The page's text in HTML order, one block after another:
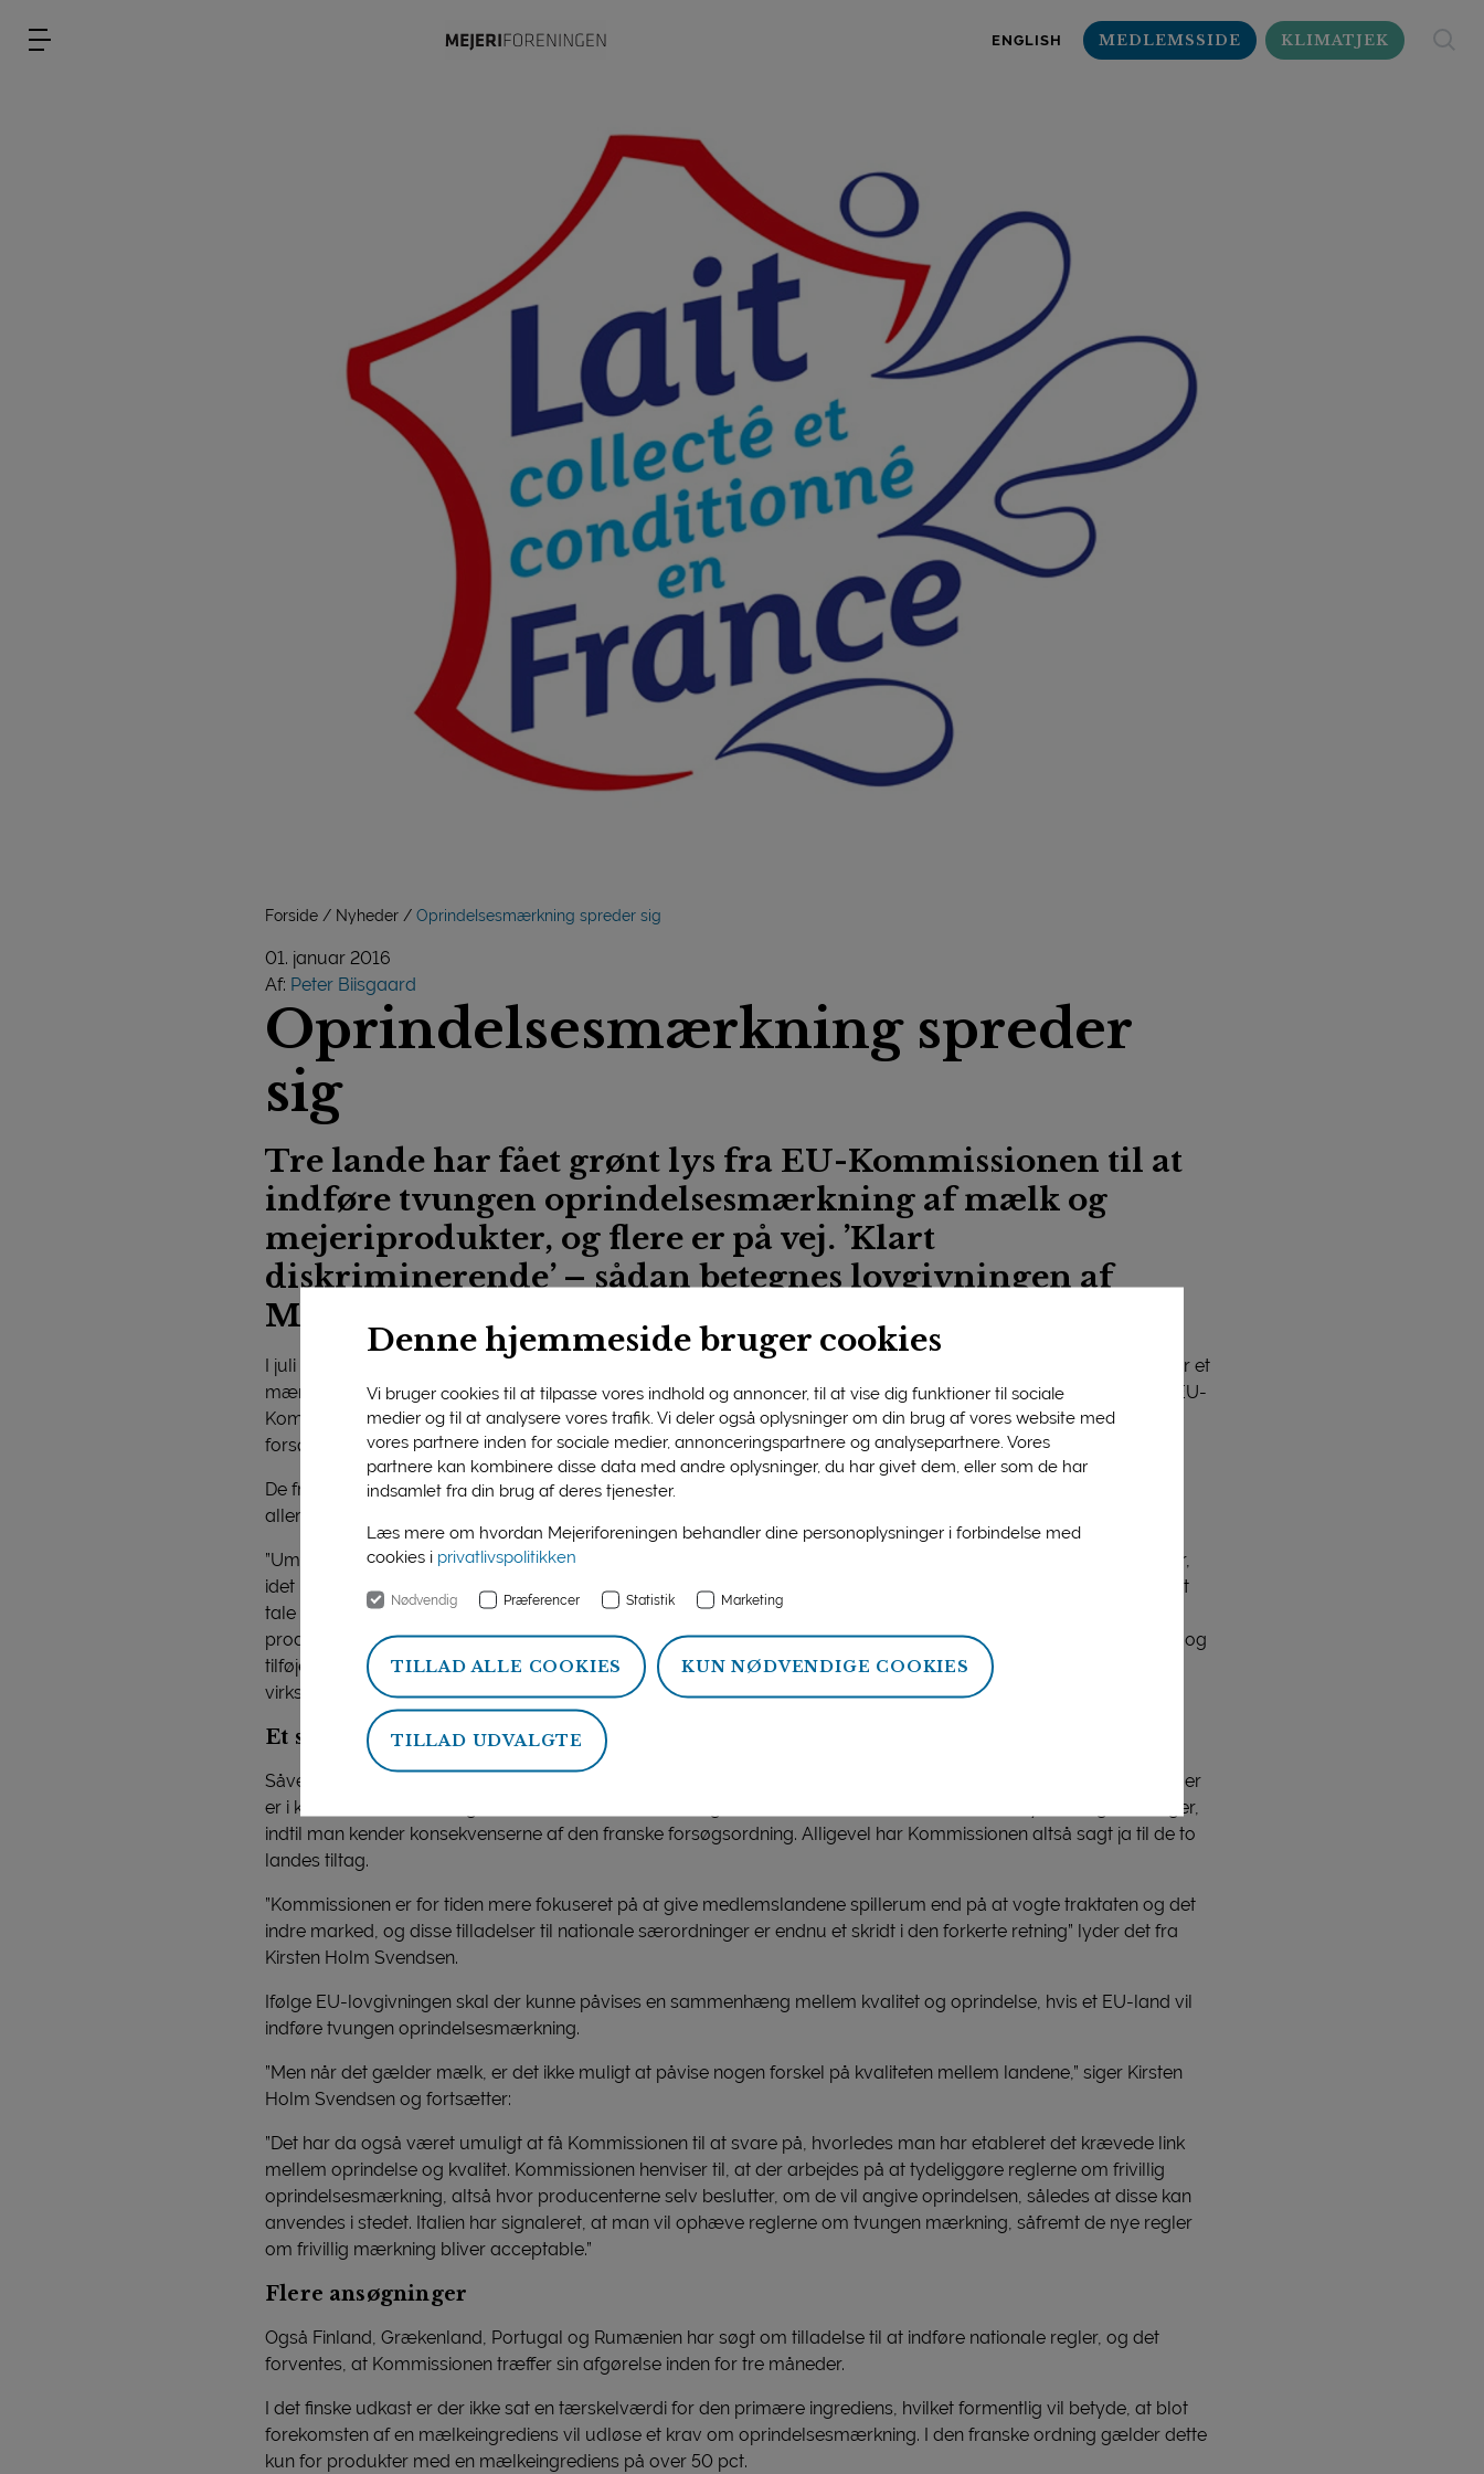
Denne hjemmeside bruger cookies
Vi bruger cookies til at tilpasse vores indhold og annoncer, til at vise dig funktioner til sociale
medier og til at analysere vores trafik. Vi deler også oplysninger om din brug af vores website med
vores partnere inden for sociale medier, annonceringspartnere og analysepartnere. Vores
partnere kan kombinere disse data med andre oplysninger, du har givet dem, eller som de har
indsamlet fra din brug af deres tjenester.
Læs mere om hvordan Mejeriforeningen behandler dine personoplysninger i forbindelse med
cookies i privatlivspolitikken
Nødvendig Præferencer Statistik Marketing
TILLAD ALLE COOKIES KUN NØDVENDIGE COOKIES
TILLAD UDVALGTE
ENGLISH MEDLEMSSIDE KLIMATJEK
Forside Nyheder Oprindelsesmærkning spreder sig
01. januar 2016
Af: Peter Biisgaard
Oprindelsesmærkning spreder
sig
Tre lande har fået grønt lys fra EU-Kommissionen til at
indføre tvungen oprindelsesmærkning af mælk og
mejeriprodukter, og flere er på vej. ’Klart
diskriminerende’ – sådan betegnes lovgivningen af
Mejeriforeningens erhvervspolitiske chef.
I juli fik Frankrig som det første land lov til at indføre en national mærkningsordning for bl.a. mælkeprodukter, hvor et
mærke på emballagen viser, at produkterne er af fransk oprindelse. I slutningen af oktober fik Italien og Litauen EU-
Kommissionens accept til at indføre lignende ordninger. For alle tre lande gælder det, at der er tale om
forsøgsordninger, der skal løbe i to år.
De franske regler gælder fra 1. januar 2017. For Litauens vedkommende forventes reglerne også at træde i kraft
allerede fra årsskiftet, mens de italienske regler forventes at gælde fra 1. april 2017.
”Umiddelbart har ordningerne ingen direkte betydning for produktion og salg af dansk mælk og mælkeprodukter,
idet reglerne ikke gælder for produkter, der fremstilles eller markedsføres i andre medlemslande. Men der er klart
tale om diskriminerende lovgivning, der har til hensigt at få de lokale forbrugere til at vælge indenlandsk
producerede produkter,” forklarer erhvervspolitisk chef for Danish Dairy Board Bruxelles Kirsten Holm Svendsen og
tilføjer: ”Desuden medvirker disse - vidt forskellige – nationale regelsæt til, at det bliver mere kompliceret for en
virksomhed at have produktion i flere medlemslande.”
Et skridt i den forkerte retning
Såvel EDA (European Dairy Association) som en lang række medlemslande har påpeget, at de nationale ordninger
er i klar modstrid med reglerne for det indre marked, og at Kommissionen burde blokere for nye forsøgsordninger,
indtil man kender konsekvenserne af den franske forsøgsordning. Alligevel har Kommissionen altså sagt ja til de to
landes tiltag.
”Kommissionen er for tiden mere fokuseret på at give medlemslandene spillerum end på at vogte traktaten og det
indre marked, og disse tilladelser til nationale særordninger er endnu et skridt i den forkerte retning” lyder det fra
Kirsten Holm Svendsen.
Ifølge EU-lovgivningen skal der kunne påvises en sammenhæng mellem kvalitet og oprindelse, hvis et EU-land vil
indføre tvungen oprindelsesmærkning.
”Men når det gælder mælk, er det ikke muligt at påvise nogen forskel på kvaliteten mellem landene,” siger Kirsten
Holm Svendsen og fortsætter:
”Det har da også været umuligt at få Kommissionen til at svare på, hvorledes man har etableret det krævede link
mellem oprindelse og kvalitet. Kommissionen henviser til, at der arbejdes på at tydeliggøre reglerne om frivillig
oprindelsesmærkning, altså hvor producenterne selv beslutter, om de vil angive oprindelsen, således at disse kan
anvendes i stedet. Italien har signaleret, at man vil ophæve reglerne om tvungen mærkning, såfremt de nye regler
om frivillig mærkning bliver acceptable.”
Flere ansøgninger
Også Finland, Grækenland, Portugal og Rumænien har søgt om tilladelse til at indføre nationale regler, og det
forventes, at Kommissionen træffer sin afgørelse inden for tre måneder.
I det finske udkast er der ikke sat en tærskelværdi for den primære ingrediens, hvilket formentlig vil betyde, at blot
forekomsten af en mælkeingrediens vil udløse et krav om oprindelsesmærkning. I den franske ordning gælder dette
kun for produkter med en mælkeingrediens på over 50 pct.